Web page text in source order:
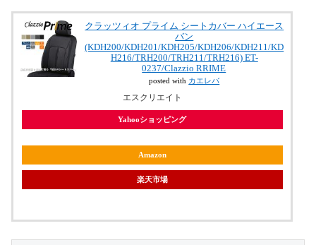
クラッツィオ プライム シートカバー ハイエース
バン
(KDH200/KDH201/KDH205/KDH206/KDH211/KD
H216/TRH200/TRH211/TRH216) ET-
0237/Clazzio RRIME
posted with カエレバ
エスクリエイト
Yahooショッピング
Amazon
楽天市場